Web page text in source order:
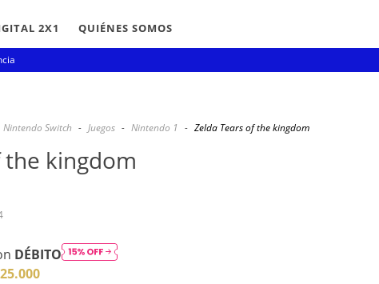
2X1 QUIÉNES SOMOS
Nintendo Switch - Juegos - Nintendo 1 - Zelda Tears of the kingdom
the kingdom
DÉBITO